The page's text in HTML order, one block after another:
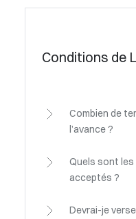
Conditions de
Combien de
l’avance ?
Quels sont les
acceptés ?
Devrai-je